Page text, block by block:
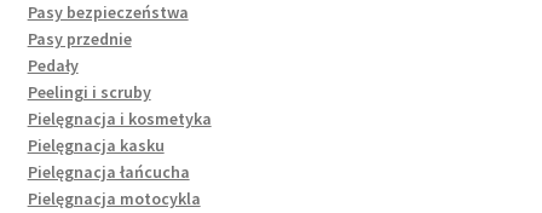
Pasy bezpieczeństwa
Pasy przednie
Pedały
Peelingi i scruby
Pielęgnacja i kosmetyka
Pielęgnacja kasku
Pielęgnacja łańcucha
Pielęgnacja motocykla